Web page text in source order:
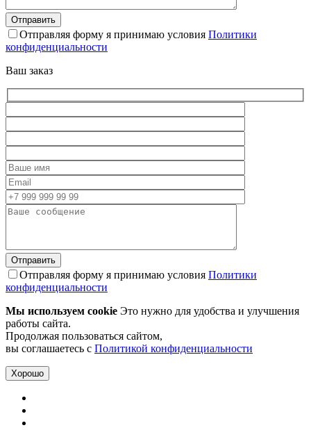
Отправляя форму я принимаю условия Политики
конфиденциальности
Ваш заказ
Отправляя форму я принимаю условия Политики
конфиденциальности
Мы используем cookie Это нужно для удобства и улучшения
работы сайта.
Продолжая пользоваться сайтом,
вы соглашаетесь с Политикой конфиденциальности
Хорошо